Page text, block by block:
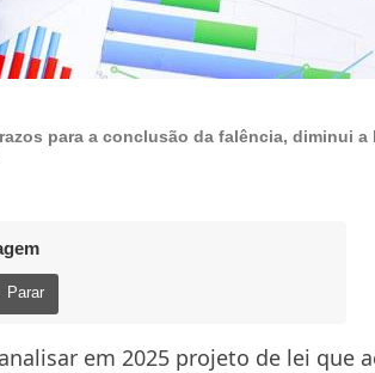
para a conclusão da falência, diminui a
Parar
em 2025 projeto de lei que